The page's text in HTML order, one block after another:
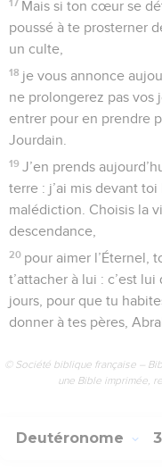
17 Mais si ton cœur se
poussé à te prosterner
un culte,
18 je vous annonce
ne prolongerez pas vos
entrer pour en prendre
Jourdain.
19 J’en prends
terre : j’ai mis devant
malédiction. Choisis la
descendance,
20 pour aimer l’Éternel,
t’attacher à lui : c’est
jours, pour que tu
donner à tes pères,
© Société biblique française –
une Bible imprimée,
Deutéronome